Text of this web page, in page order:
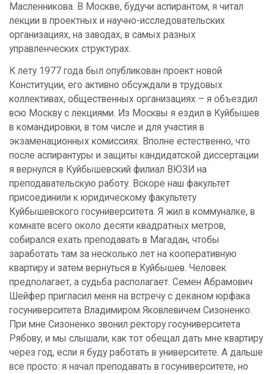
Масленникова. В Москве, будучи аспирантом, я читал
лекции в проектных и научно-исследовательских
организациях, на заводах, в самых разных
управленческих структурах.
К лету 1977 года был опубликован проект новой
Конституции, его активно обсуждали в трудовых
коллективах, общественных организациях – я объездил
всю Москву с лекциями. Из Москвы я ездил в Куйбышев
в командировки, в том числе и для участия в
экзаменационных комиссиях. Вполне естественно, что
после аспирантуры и защиты кандидатской диссертации
я вернулся в Куйбышевский филиал ВЮЗИ на
преподавательскую работу. Вскоре наш факультет
присоединили к юридическому факультету
Куйбышевского госуниверситета. Я жил в коммуналке, в
комнате всего около десяти квадратных метров,
собирался ехать преподавать в Магадан, чтобы
заработать там за несколько лет на кооперативную
квартиру и затем вернуться в Куйбышев. Человек
предполагает, а судьба располагает. Семен Абрамович
Шейфер пригласил меня на встречу с деканом юрфака
госуниверситета Владимиром Яковлевичем Сизоненко.
При мне Сизоненко звонил ректору госуниверситета
Рябову, и мы слышали, как тот обещал дать мне квартиру
через год, если я буду работать в университете. А дальше
все просто: я начал преподавать в госуниверситете, но